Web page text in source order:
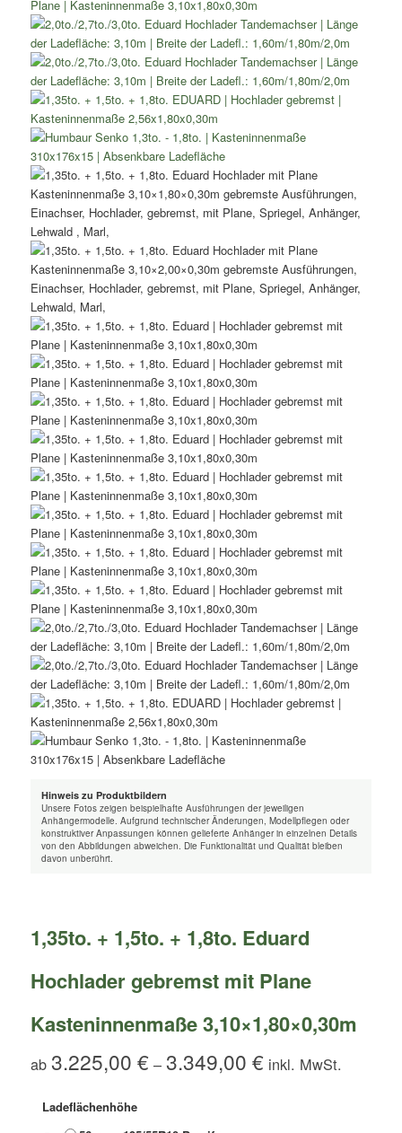
Hinweis zu Produktbildern
Unsere Fotos zeigen beispielhafte Ausführungen der jeweiligen
Anhängermodelle. Aufgrund technischer Änderungen, Modellpflegen oder
konstruktiver Anpassungen können gelieferte Anhänger in einzelnen Details
von den Abbildungen abweichen. Die Funktionalität und Qualität bleiben
davon unberührt.
1,35to. + 1,5to. + 1,8to. Eduard
Hochlader gebremst mit Plane
Kasteninnenmaße 3,10×1,80×0,30m
ab3.225,00€ –3.349,00€
Ladeflächenhöhe